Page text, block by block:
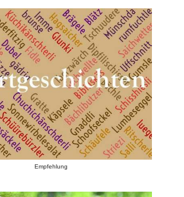
Empfehlung